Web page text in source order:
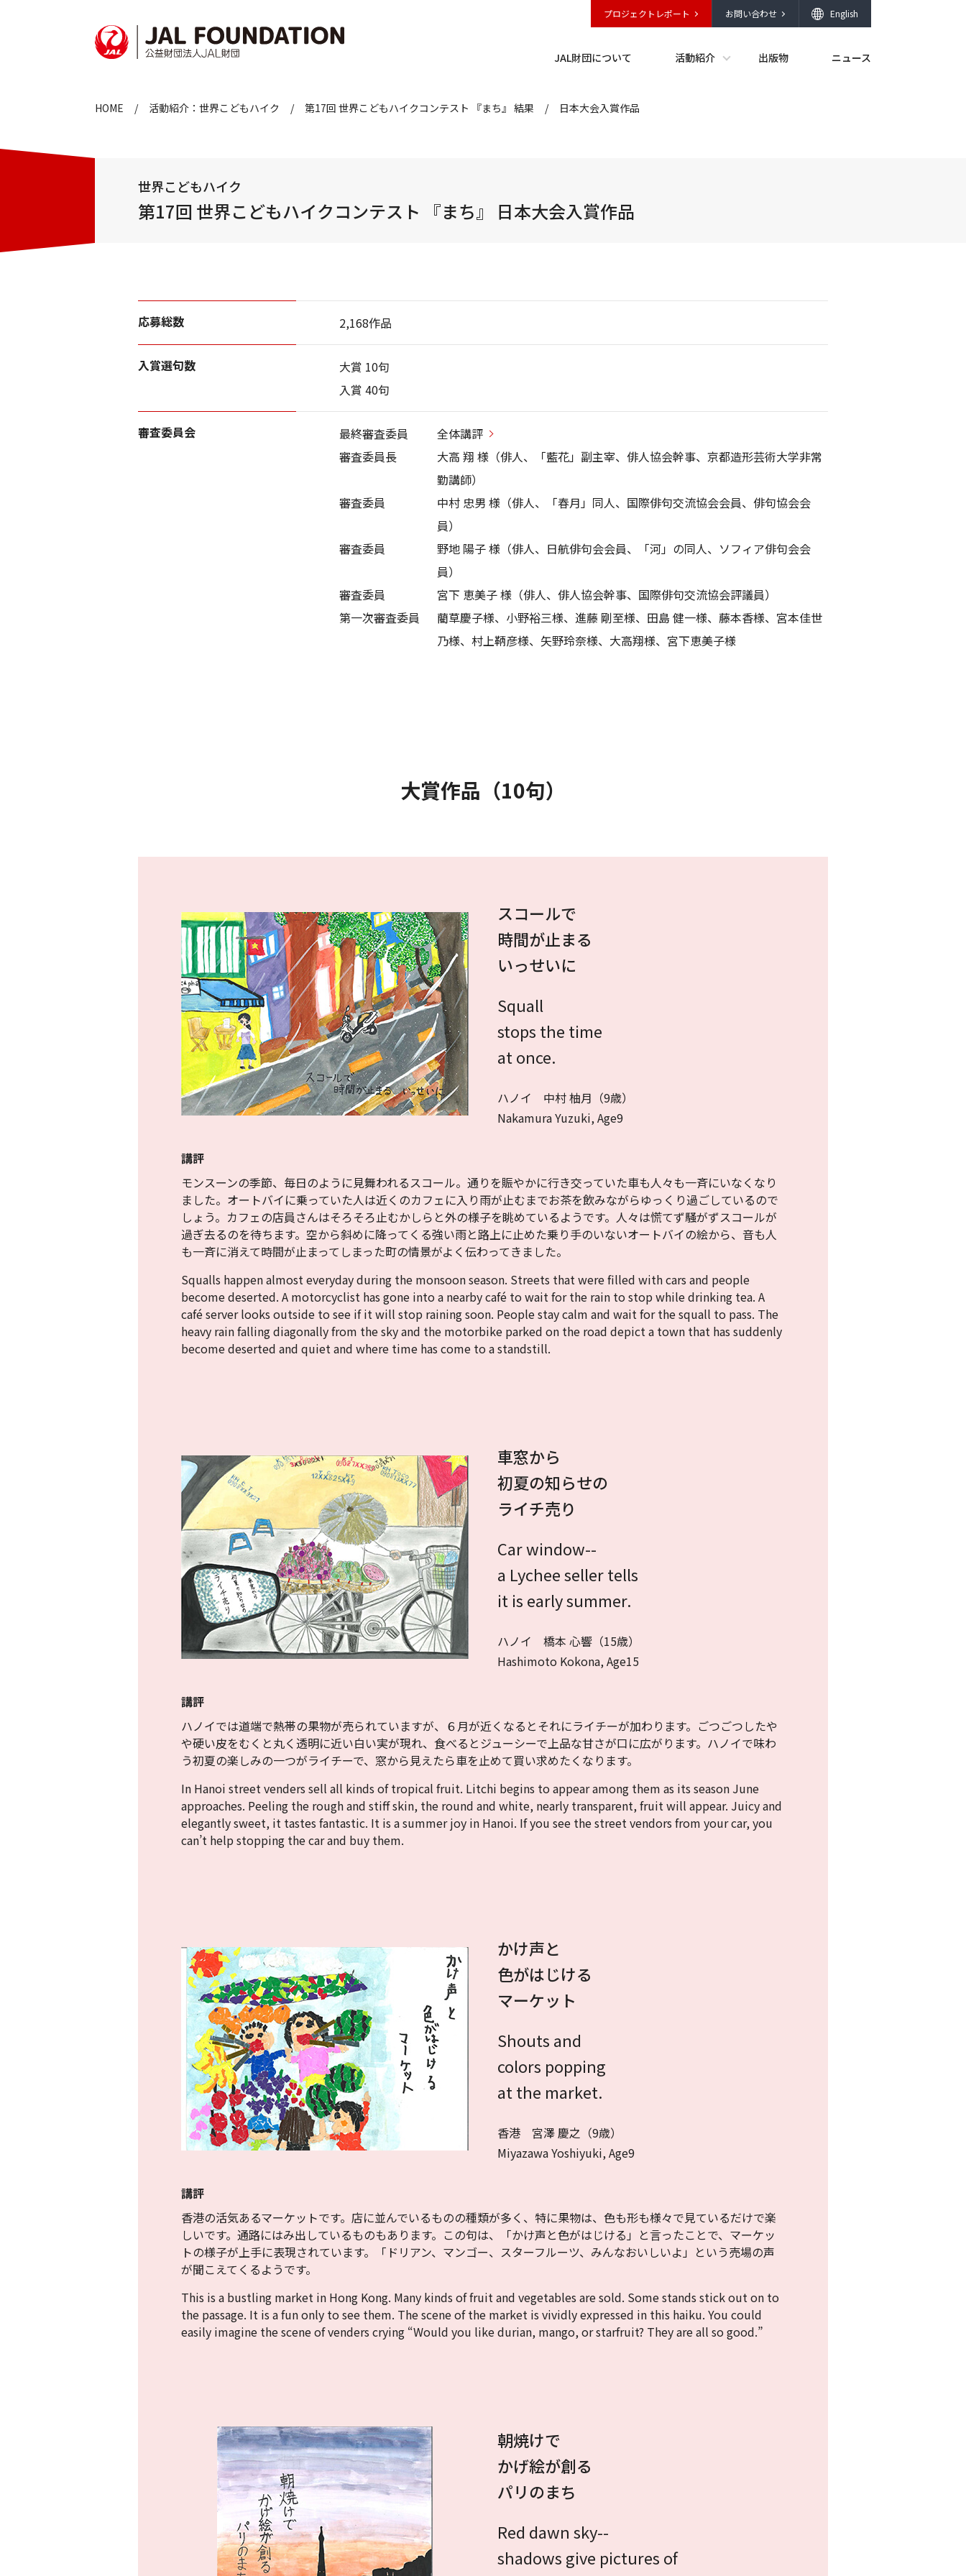
プロジェクトレポート お問い合わせ English
JAL財団について 活動紹介 出版物 ニュース
HOME 活動紹介：世界こどもハイク 第17回 世界こどもハイクコンテスト 『まち』 結果 日本大会入賞作品
世界こどもハイク
第17回 世界こどもハイクコンテスト 『まち』 日本大会入賞作品
応募総数 2,168作品
入賞選句数
大賞 10句
入賞 40句
審査委員会 最終審査委員
全体講評
審査委員長
大高 翔 様（俳人、「藍花」副主宰、俳人協会幹事、京都造形芸術大学非常
勤講師）
審査委員
中村 忠男 様（俳人、「春月」同人、国際俳句交流協会会員、俳句協会会
員）
審査委員
野地 陽子 様（俳人、日航俳句会会員、「河」の同人、ソフィア俳句会会
員）
審査委員
宮下 恵美子 様（俳人、俳人協会幹事、国際俳句交流協会評議員）
第一次審査委員
藺草慶子様、小野裕三様、進藤 剛至様、田島 健一様、藤本香様、宮本佳世
乃様、村上鞆彦様、矢野玲奈様、大高翔様、宮下恵美子様
大賞作品（10句）
スコールで
時間が止まる
いっせいに
Squall
stops the time
at once.
ハノイ 中村 柚月（9歳）
Nakamura Yuzuki, Age9
講評
モンスーンの季節、毎日のように見舞われるスコール。通りを賑やかに行き交っていた車も人々も一斉にいなくなり
ました。オートバイに乗っていた人は近くのカフェに入り雨が止むまでお茶を飲みながらゆっくり過ごしているので
しょう。カフェの店員さんはそろそろ止むかしらと外の様子を眺めているようです。人々は慌てず騒がずスコールが
過ぎ去るのを待ちます。空から斜めに降ってくる強い雨と路上に止めた乗り手のいないオートバイの絵から、音も人
も一斉に消えて時間が止まってしまった町の情景がよく伝わってきました。
Squalls happen almost everyday during the monsoon season. Streets that were filled with cars and people
become deserted. A motorcyclist has gone into a nearby café to wait for the rain to stop while drinking tea. A
café server looks outside to see if it will stop raining soon. People stay calm and wait for the squall to pass. The
heavy rain falling diagonally from the sky and the motorbike parked on the road depict a town that has suddenly
become deserted and quiet and where time has come to a standstill.
車窓から
初夏の知らせの
ライチ売り
Car window--
a Lychee seller tells
it is early summer.
ハノイ 橋本 心響（15歳）
Hashimoto Kokona, Age15
講評
ハノイでは道端で熱帯の果物が売られていますが、６月が近くなるとそれにライチーが加わります。ごつごつしたや
や硬い皮をむくと丸く透明に近い白い実が現れ、食べるとジューシーで上品な甘さが口に広がります。ハノイで味わ
う初夏の楽しみの一つがライチーで、窓から見えたら車を止めて買い求めたくなります。
In Hanoi street venders sell all kinds of tropical fruit. Litchi begins to appear among them as its season June
approaches. Peeling the rough and stiff skin, the round and white, nearly transparent, fruit will appear. Juicy and
elegantly sweet, it tastes fantastic. It is a summer joy in Hanoi. If you see the street vendors from your car, you
can’t help stopping the car and buy them.
かけ声と
色がはじける
マーケット
Shouts and
colors popping
at the market.
香港 宮澤 慶之（9歳）
Miyazawa Yoshiyuki, Age9
講評
香港の活気あるマーケットです。店に並んでいるものの種類が多く、特に果物は、色も形も様々で見ているだけで楽
しいです。通路にはみ出しているものもあります。この句は、「かけ声と色がはじける」と言ったことで、マーケッ
トの様子が上手に表現されています。「ドリアン、マンゴー、スターフルーツ、みんなおいしいよ」という売場の声
が聞こえてくるようです。
This is a bustling market in Hong Kong. Many kinds of fruit and vegetables are sold. Some stands stick out on to
the passage. It is a fun only to see them. The scene of the market is vividly expressed in this haiku. You could
easily imagine the scene of venders crying “Would you like durian, mango, or starfruit? They are all so good.”
朝焼けで
かげ絵が創る
パリのまち
Red dawn sky--
shadows give pictures of